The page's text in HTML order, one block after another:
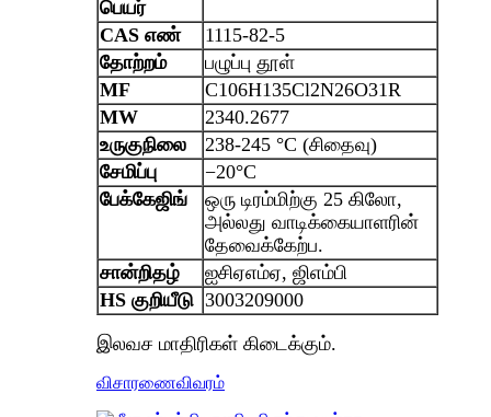
பெயர்
CAS எண்
1115-82-5
தோற்றம்
பழுப்பு தூள்
MF
C106H135Cl2N26O31R
MW
2340.2677
உருகுநிலை
238-245 °C (சிதைவு)
சேமிப்பு
−20°C
பேக்கேஜிங்
ஒரு டிரம்மிற்கு 25 கிலோ,
அல்லது வாடிக்கையாளரின்
தேவைக்கேற்ப.
சான்றிதழ்
ஐசிஏஎம்ஏ, ஜிஎம்பி
HS குறியீடு 3003209000
இலவச மாதிரிகள் கிடைக்கும்.
விசாரணைவிவரம்